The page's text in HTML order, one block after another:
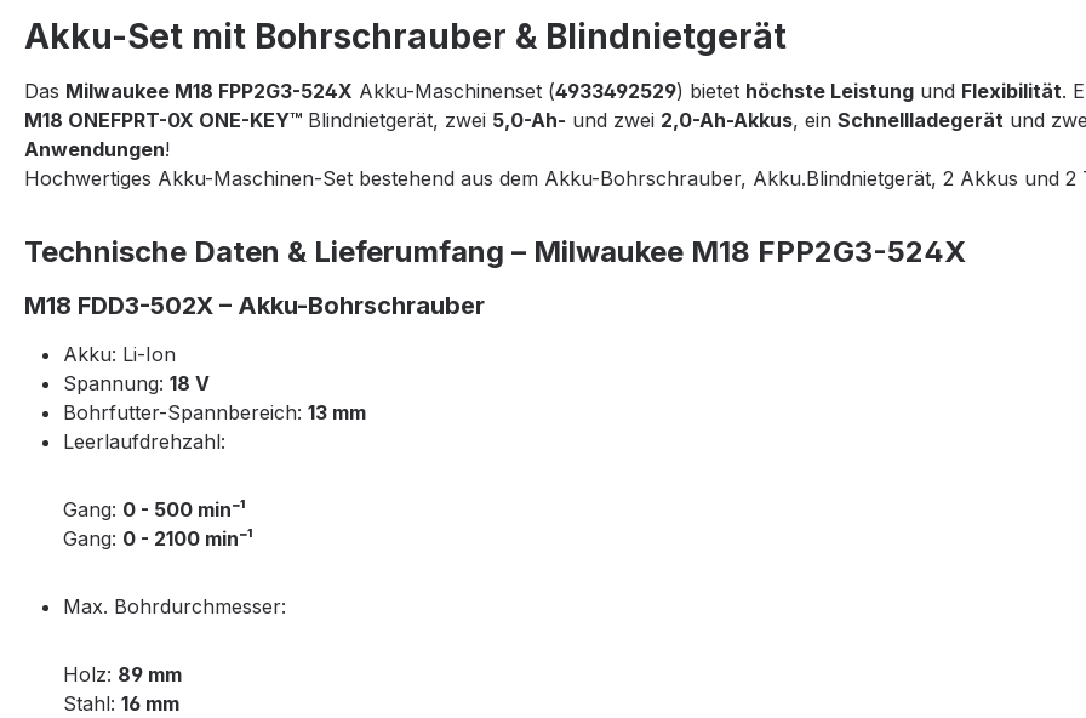
Akku-Set mit Bohrschrauber & Blindnietgerät
Das Milwaukee M18 FPP2G3-524X Akku-Maschinenset (4933492529) bietet höchste Leistung und Flexibilität.
M18 ONEFPRT-0X ONE-KEY™ Blindnietgerät, zwei 5,0-Ah- und zwei 2,0-Ah-Akkus, ein Schnellladegerät und
Anwendungen!
Hochwertiges Akku-Maschinen-Set bestehend aus dem Akku-Bohrschrauber, Akku.Blindnietgerät, 2 Akkus und
Technische Daten & Lieferumfang – Milwaukee M18 FPP2G3-524X
M18 FDD3-502X – Akku-Bohrschrauber
Akku: Li-Ion
Spannung: 18 V
Bohrfutter-Spannbereich: 13 mm
Leerlaufdrehzahl:
Gang: 0 - 500 min⁻¹
Gang: 0 - 2100 min⁻¹
Max. Bohrdurchmesser:
Holz: 89 mm
Stahl: 16 mm